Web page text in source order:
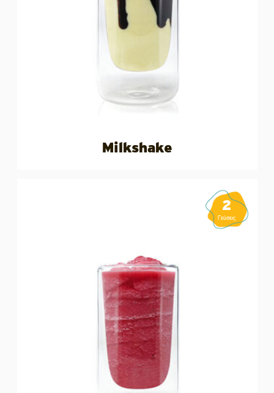
Milkshake
2
Γεύσεις